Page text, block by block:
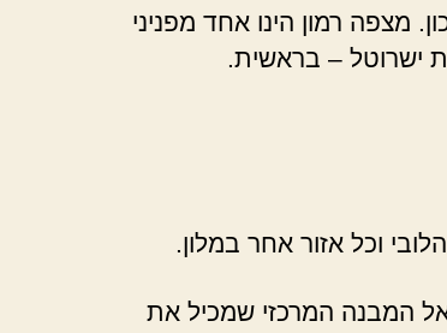
מצפה רמון הינו אחד מפניני
ישרוטל – בראשית.
וכל אזור אחר במלון.
המבנה המרכזי שמכיל את